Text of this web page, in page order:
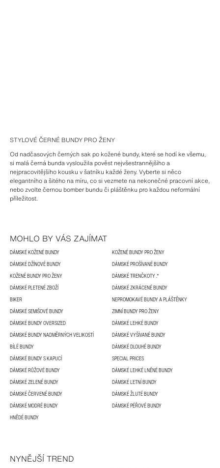
STYLOVÉ ČERNÉ BUNDY PRO ŽENY
Od nadčasových černých sak po kožené bundy, které se hodí ke všemu,
si malá černá bunda vysloužila pověst nejvšestrannějšího a
nejpracovitějšího kousku v šatníku každé ženy. Vyberte si něco
elegantního a šitého na míru, co si vezmete na nekonečné pracovní akce,
nebo zvolte černou bomber bundu či pláštěnku pro každou neformální
příležitost.
MOHLO BY VÁS ZAJÍMAT
DÁMSKÉ KOŽENÉ BUNDY
KOŽENÉ BUNDY PRO ŽENY
DÁMSKÉ DŽÍNOVÉ BUNDY
DÁMSKÉ PROŠÍVANÉ BUNDY
KOŽENÉ BUNDY PRO ŽENY
DÁMSKÉ TRENČKOTY .*
DÁMSKÉ PLETENÉ ZBOŽÍ
DÁMSKÉ ZKRÁCENÉ BUNDY
BIKER
NEPROMOKAVÉ BUNDY A PLÁŠTĚNKY
DÁMSKÉ SEMIŠOVÉ BUNDY
ZIMNÍ BUNDY PRO ŽENY
DÁMSKÉ BUNDY OVERSIZED
DÁMSKÉ LEHKÉ BUNDY
DÁMSKÉ BUNDY NADMĚRNÝCH VELIKOSTÍ
DÁMSKÉ VYŠÍVANÉ BUNDY
BÍLÉ BUNDY
DÁMSKÉ DLOUHÉ BUNDY
DÁMSKÉ BUNDY S KAPUCÍ
SPECIAL PRICES
DÁMSKÉ RŮŽOVÉ BUNDY
DÁMSKÉ LEHKÉ LNĚNÉ BUNDY
DÁMSKÉ ZELENÉ BUNDY
DÁMSKÉ LETNÍ BUNDY
DÁMSKÉ ČERVENÉ BUNDY
DÁMSKÉ ŽLUTÉ BUNDY
DÁMSKÉ MODRÉ BUNDY
DÁMSKÉ PÉŘOVÉ BUNDY
HNĚDÉ BUNDY
NYNĚJŠÍ TREND